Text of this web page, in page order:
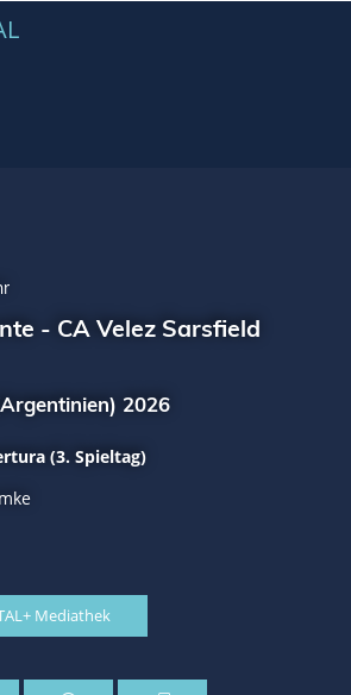
- CA Velez Sarsfield
2026
(3. Spieltag)
Mediathek